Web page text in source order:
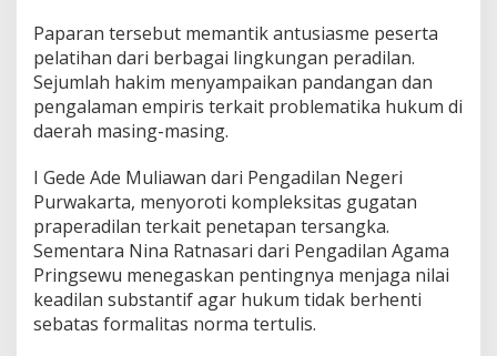
Paparan tersebut memantik antusiasme peserta
pelatihan dari berbagai lingkungan peradilan.
Sejumlah hakim menyampaikan pandangan dan
pengalaman empiris terkait problematika hukum di
daerah masing-masing.
I Gede Ade Muliawan dari Pengadilan Negeri
Purwakarta, menyoroti kompleksitas gugatan
praperadilan terkait penetapan tersangka.
Sementara Nina Ratnasari dari Pengadilan Agama
Pringsewu menegaskan pentingnya menjaga nilai
keadilan substantif agar hukum tidak berhenti
sebatas formalitas norma tertulis.